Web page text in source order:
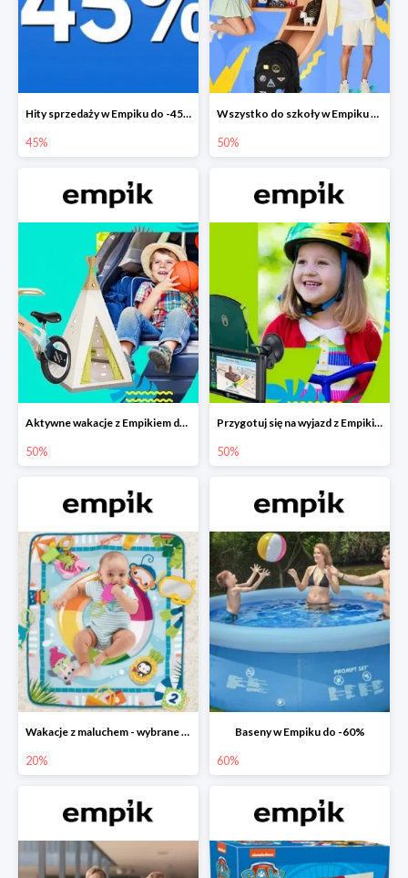
Hity sprzedaży w Empiku do -45%
45%
Wszystko do szkoły w Empiku do -50%
50%
Aktywne wakacje z Empikiem do -50%
50%
Przygotuj się na wyjazd z Empikiem - rabaty do -50%
50%
Wakacje z maluchem - wybrane zabawki Fisher-Price w Empiku-20%
20%
Baseny w Empiku do -60%
60%